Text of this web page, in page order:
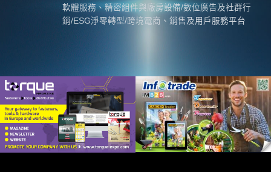
軟體服務、精密組件與廠房設備/數位廣告及社群行
銷/ESG淨零轉型/跨境電商、銷售及用戶服務平台